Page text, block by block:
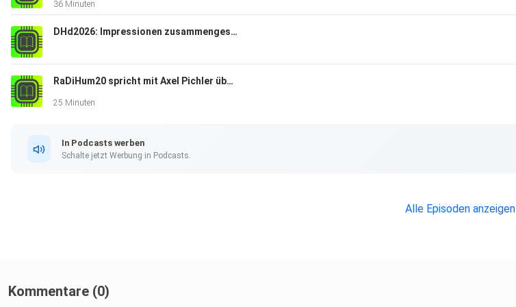
36 Minuten
DHd2026: Impressionen zusammengestellt von RaDiHum20
RaDiHum20 spricht mit Axel Pichler über die Wiener Digital Humanities
25 Minuten
In Podcasts werben
Schalte jetzt Werbung in Podcasts.
Alle Episoden anzeigen
Kommentare (0)